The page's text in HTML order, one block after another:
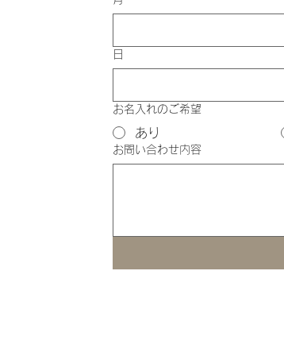
日
お名入れのご希望
あり
お問い合わせ内容